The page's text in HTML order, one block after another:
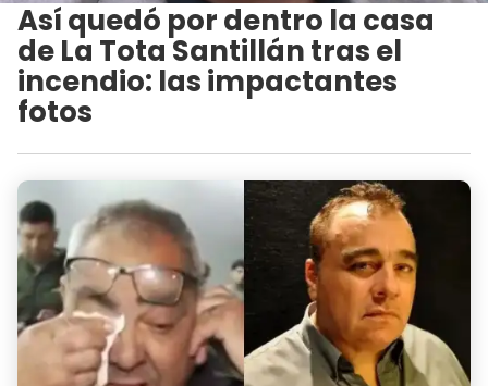
Así quedó por dentro la casa
de La Tota Santillán tras el
incendio: las impactantes
fotos